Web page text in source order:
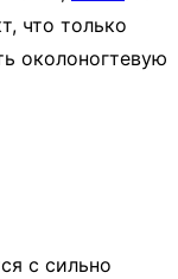
что только
околоногтевую
с сильно